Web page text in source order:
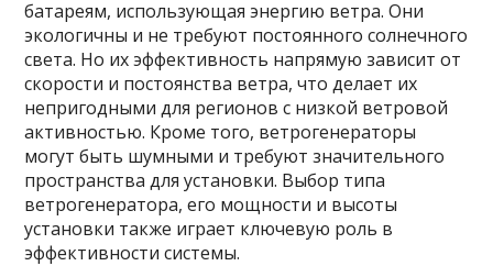
батареям, использующая энергию ветра. Они
экологичны и не требуют постоянного солнечного
света. Но их эффективность напрямую зависит от
скорости и постоянства ветра, что делает их
непригодными для регионов с низкой ветровой
активностью. Кроме того, ветрогенераторы
могут быть шумными и требуют значительного
пространства для установки. Выбор типа
ветрогенератора, его мощности и высоты
установки также играет ключевую роль в
эффективности системы.